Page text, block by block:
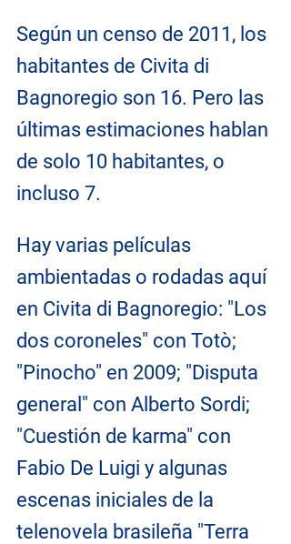
Según un censo de 2011, los
habitantes de Civita di
Bagnoregio son 16. Pero las
últimas estimaciones hablan
de solo 10 habitantes, o
incluso 7.
Hay varias películas
ambientadas o rodadas aquí
en Civita di Bagnoregio: "Los
dos coroneles" con Totò;
"Pinocho" en 2009; "Disputa
general" con Alberto Sordi;
"Cuestión de karma" con
Fabio De Luigi y algunas
escenas iniciales de la
telenovela brasileña "Terra